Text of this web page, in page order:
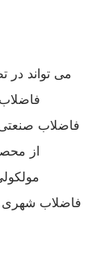
فاضلاب
از
فاضلاب شهری
وزن
برای اثر